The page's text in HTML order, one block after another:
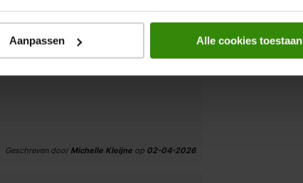
Aanpassen Alle cookies toestaan
Geschreven doorHubop 16-04-2026
Geschreven door Michelle Kleijne op 02-04-2026